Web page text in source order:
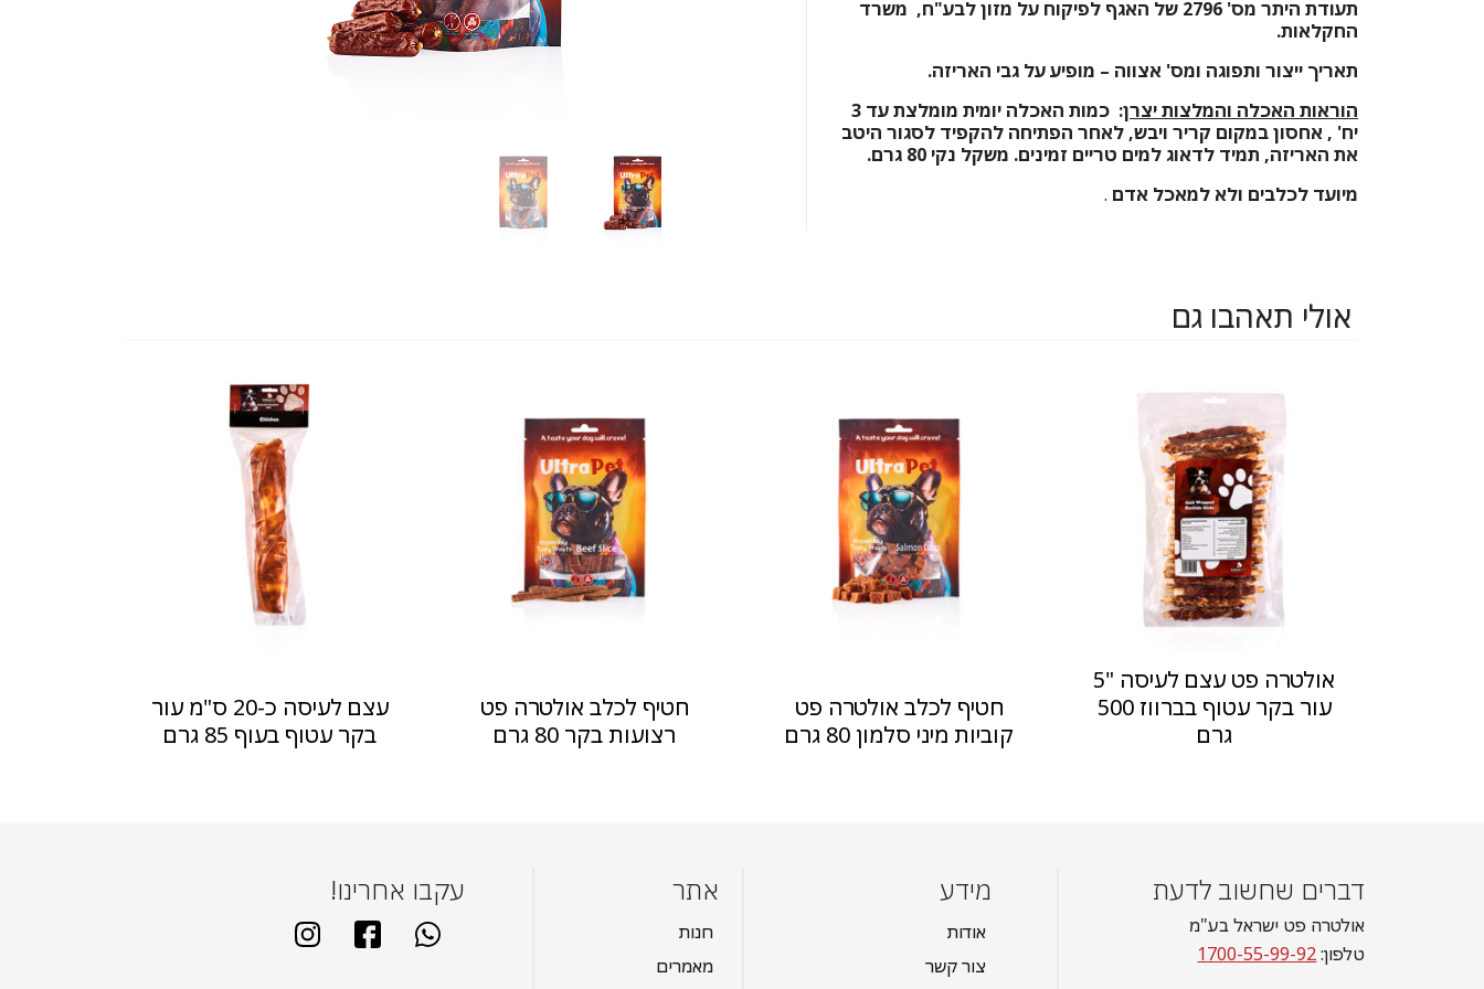
תעודת היתר מס'2796 של האגף לפיקוח על מזון לבע"ח, משרד
החקלאות.
תאריך ייצור ותפוגה ומס' אצווה – מופיע על גבי האריזה.
הוראות האכלה והמלצות יצרן:
כמות האכלה יומית מומלצת עד 3
יח' , אחסון במקום קריר ויבש, לאחר הפתיחה להקפיד לסגור היטב
את האריזה, תמיד לדאוג למים טריים זמינים. משקל נקי 80 גרם.
מיועד לכלבים ולא למאכל אדם .
אולי תאהבו גם
אולטרה פט עצם לעיסה "5
עור בקר עטוף בברווז 500
גרם
חטיף לכלב אולטרה פט
קוביות מיני סלמון 80 גרם
חטיף לכלב אולטרה פט
רצועות בקר 80 גרם
עצם לעיסה כ-20 ס"מ עור
בקר עטוף בעוף 85 גרם
דברים שחשוב לדעת
אולטרה פט ישראל בע"מ
טלפון:1700-55-99-92
מידע
אודות
צור קשר
אתר
חנות
מאמרים
עקבו אחרינו!